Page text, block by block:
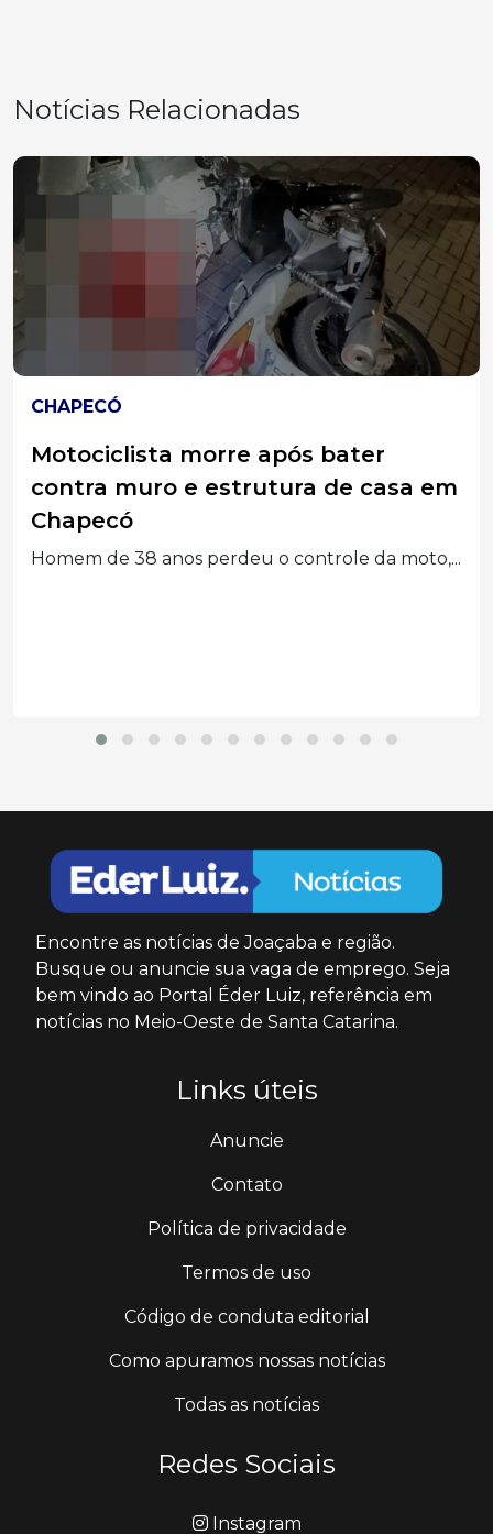
Notícias Relacionadas
ESTRADAS
Motociclista morre após colisão e
queda em ribanceira na BR-282 em
Maravilha
Acidente fatal foi registrado no fim da tarde
Encontre as notícias de Joaçaba e região.
Busque ou anuncie sua vaga de emprego. Seja
bem vindo ao Portal Éder Luiz, referência em
notícias no Meio-Oeste de Santa Catarina.
Links úteis
Anuncie
Contato
Política de privacidade
Termos de uso
Código de conduta editorial
Como apuramos nossas notícias
Todas as notícias
Redes Sociais
Instagram